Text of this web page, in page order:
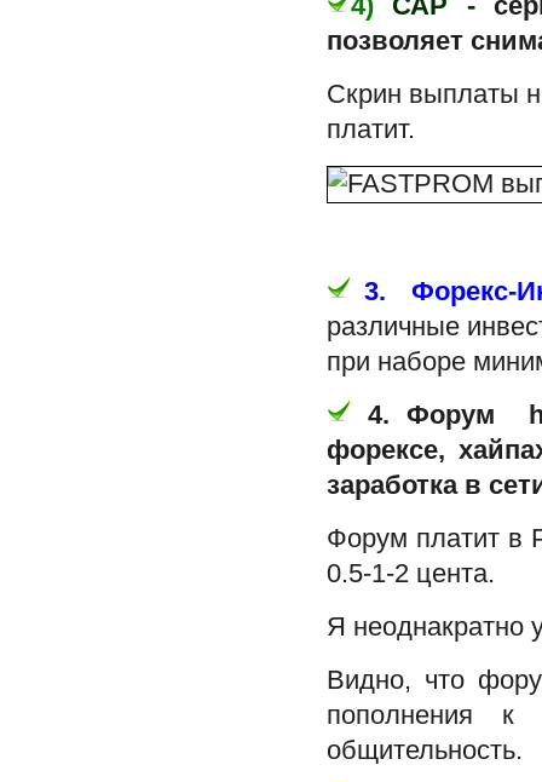
4) САР -
позволяет
Скрин выплаты
платит.
3.
Форекс-
различные
при наборе
4. Форум
форексе,
заработка в
Форум платит в
0.5-1-2 цента.
Я неоднакратно
Видно, что
пополнения к
общительность.